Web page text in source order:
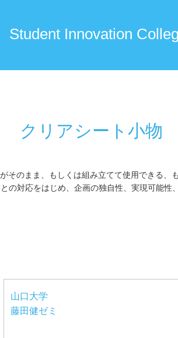
Student Innovation
クリアシート小物
そのまま、もしくは組み立てて使用できる、
の対応をはじめ、企画の独自性、実現可能性
山口大学
藤田健ゼミ